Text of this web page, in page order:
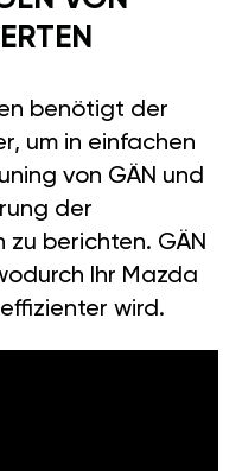
benötigt der
um in einfachen
von GÄN und
der
berichten. GÄN
Ihr Mazda
wird.